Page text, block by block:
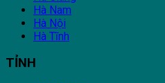
Hà Nam
Hà Nội
Hà Tĩnh
TỈNH